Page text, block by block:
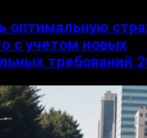
оптимальную
с учетом новых
требований